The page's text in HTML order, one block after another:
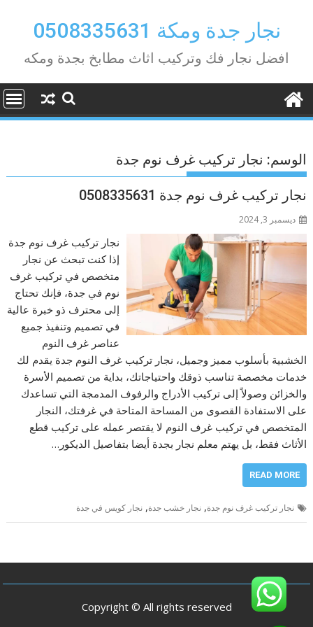
contentنجار جدة ومكة 0508335631
افضل نجار فك وتركيب اثاث مطابخ بجدة ومكه
الوسم: نجار تركيب غرف نوم جدة
نجار تركيب غرف نوم جدة 0508335631
ديسمبر 3, 2024
نجار تركيب غرف نوم جدة
إذا كنت تبحث عن نجار
متخصص في تركيب غرف
نوم في جدة، فإنك تحتاج
إلى محترف ذو خبرة عالية
في تصميم وتنفيذ جميع
عناصر غرف النوم
الخشبية بأسلوب مميز وجميل، نجار تركيب غرف النوم جدة يقدم لك
خدمات مخصصة تناسب ذوقك واحتياجاتك، بداية من تصميم الأسرة
والخزائن وصولاً إلى تركيب الأدراج والرفوف المدمجة التي تساعدك
على الاستفادة القصوى من المساحة المتاحة في غرفتك، النجار
المتخصص في تركيب غرف النوم لا يقتصر عمله على تركيب قطع
الأثاث فقط، بل يهتم معلم نجار بجدة أيضا بتفاصيل الديكور…
READ MORE
نجار تركيب غرف نوم جدة,نجار خشب جدة,نجار كويس في جدة
Copyright © All rights reserved